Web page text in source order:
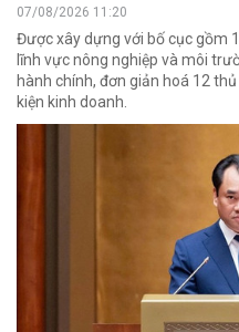
07/08/2026 11:20
Được xây dựng với bố cục gồm
lĩnh vực nông nghiệp và môi
hành chính, đơn giản hoá 12
kiện kinh doanh.